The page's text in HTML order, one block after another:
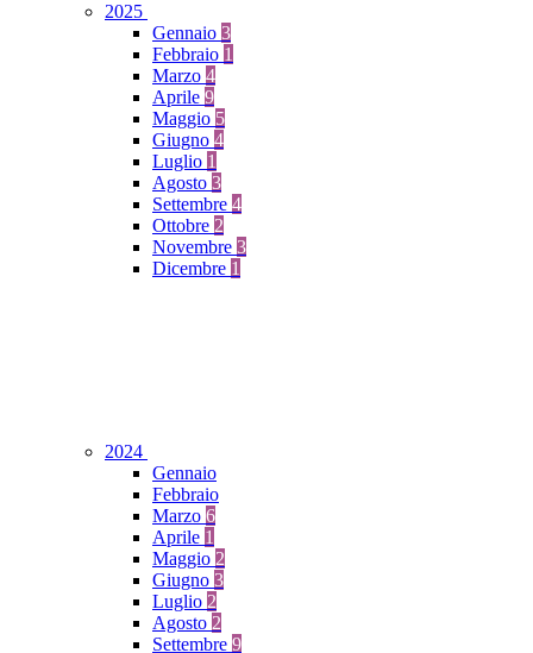
2025
Gennaio 3
Febbraio 1
Marzo 4
Aprile 9
Maggio 5
Giugno 4
Luglio 1
Agosto 3
Settembre 4
Ottobre 2
Novembre 3
Dicembre 1
2024
Gennaio
Febbraio
Marzo 6
Aprile 1
Maggio 2
Giugno 3
Luglio 2
Agosto 2
Settembre 9